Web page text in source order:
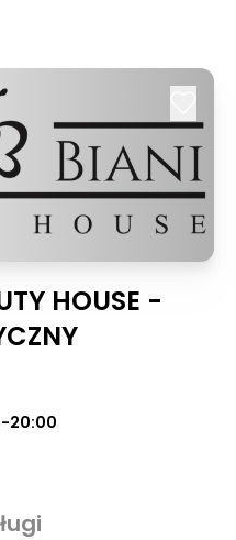
HOUSE -
20:00